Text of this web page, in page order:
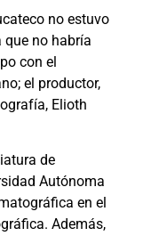
no estuvo
que no habría
con el
el productor,
Elioth
de
Autónoma
en el
Además,